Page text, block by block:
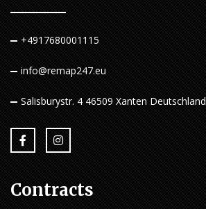
+4917680001115
info@remap247.eu
Salisburystr. 4 46509 Xanten Deutschland
Contracts